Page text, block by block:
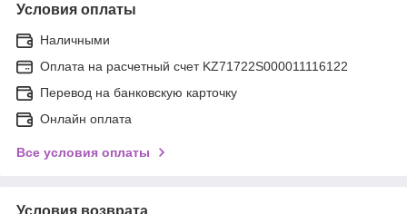
Условия оплаты
Наличными
Оплата на расчетный счет KZ71722S000011116122
Перевод на банковскую карточку
Онлайн оплата
Все условия оплаты
Условия возврата